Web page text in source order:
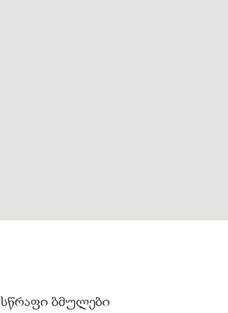
სწრაფი ბმულები